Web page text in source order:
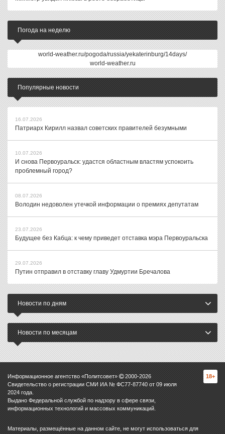
Погода на неделю
world-weather.ru/pogoda/russia/yekaterinburg/14days/
world-weather.ru
Популярные новости
16.07.2026
Патриарх Кирилл назвал советских правителей безумными
10.07.2026
И снова Первоуральск: удастся областным властям успокоить
проблемный город?
08.07.2026
Володин недоволен утечкой информации о премиях депутатам
23.07.2026
Будущее без Кабца: к чему приведет отставка мэра Первоуральска
29.07.2026
Путин отправил в отставку главу Удмуртии Бречалова
Новости по дням
Новости по месяцам
Информационное агентство «Политсовет» 2000-2026
Свидетельство о регистрации СМИ ИА № ФС77-87740 от 09 июля
2024 года.
Выдано Федеральной службой по надзору в сфере связи,
информационных технологий и массовых коммуникаций.
18+
Материалы, размещённые на данном сайте, не могут использоваться для